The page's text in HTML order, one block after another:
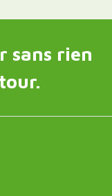
sans rien